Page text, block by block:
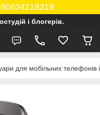
і блогерів.
для мобільних телефонів